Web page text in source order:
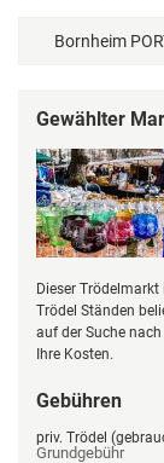
Gewählter
Dieser
Trödel Ständen
auf der Suche
Ihre Kosten.
Gebühren
priv. Trödel
Grundgebühr